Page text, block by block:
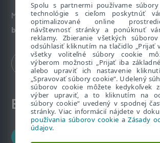
Máte nezodpovedané otázky? Napíšte
bezpecnenanete@eset.sk
ESET zákaznícka zóna
Spolu s partnermi používame
technológie s cieľom poskytnúť
optimalizované online
návštevnosť stránky a ponúknuť
reklamy. Zbieranie všetkých
odsúhlasiť kliknutím na tlačidlo „Prijať
všetky voliteľné súbory cookie
výberom možnosti „Prijať iba
alebo upraviť ich nastavenie
„Spravovať súbory cookie“. Udelený
súborov cookie môžete kedykoľvek
výber upraviť, a to kliknutím na
súbory cookie“ uvedený v spodnej
stránky. Viac informácií nájdete v
používania súborov cookie aZásady
údajov.